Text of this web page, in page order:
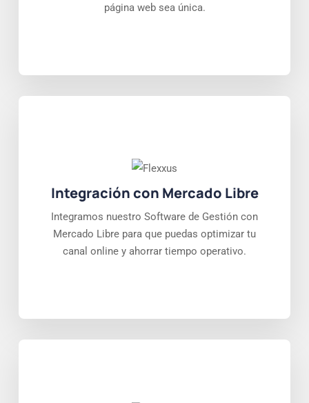
página web sea única.
Integración con Mercado Libre
Integramos nuestro Software de Gestión con
Mercado Libre para que puedas optimizar tu
canal online y ahorrar tiempo operativo.